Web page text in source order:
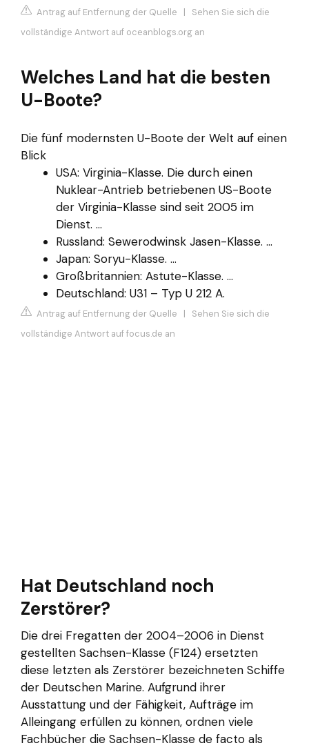
Antrag auf Entfernung der Quelle | Sehen Sie sich die
vollständige Antwort auf oceanblogs.org an
Welches Land hat die besten
U-Boote?
Die fünf modernsten U-Boote der Welt auf einen
Blick
USA: Virginia-Klasse. Die durch einen
Nuklear-Antrieb betriebenen US-Boote
der Virginia-Klasse sind seit 2005 im
Dienst. ...
Russland: Sewerodwinsk Jasen-Klasse. ...
Japan: Soryu-Klasse. ...
Großbritannien: Astute-Klasse. ...
Deutschland: U31 – Typ U 212 A.
Antrag auf Entfernung der Quelle | Sehen Sie sich die
vollständige Antwort auf focus.de an
Hat Deutschland noch
Zerstörer?
Die drei Fregatten der 2004–2006 in Dienst
gestellten Sachsen-Klasse (F124) ersetzten
diese letzten als Zerstörer bezeichneten Schiffe
der Deutschen Marine. Aufgrund ihrer
Ausstattung und der Fähigkeit, Aufträge im
Alleingang erfüllen zu können, ordnen viele
Fachbücher die Sachsen-Klasse de facto als